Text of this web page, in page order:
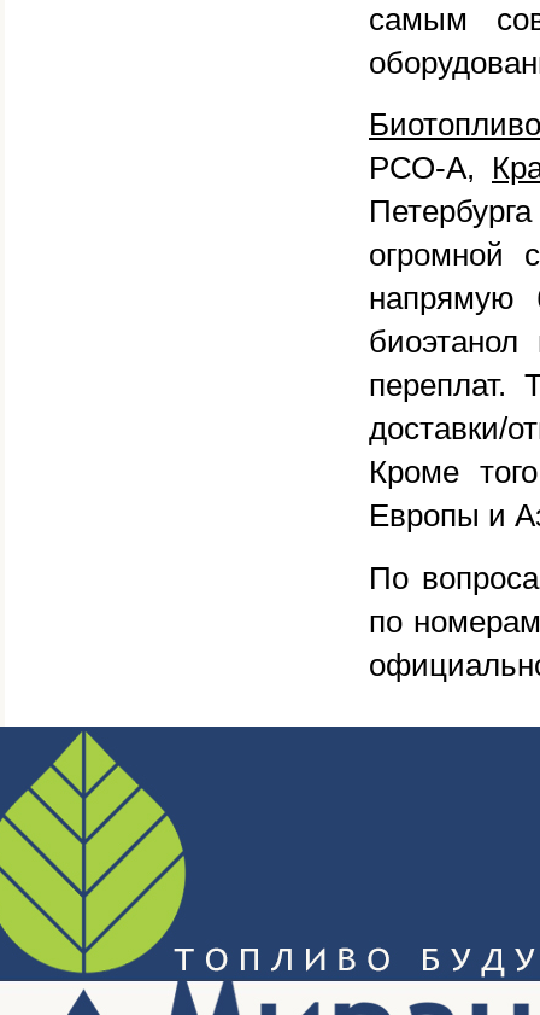
самым
РСО-А,
огромной
напрямую
переплат.
доставки/
Кроме
Европы и
По
по